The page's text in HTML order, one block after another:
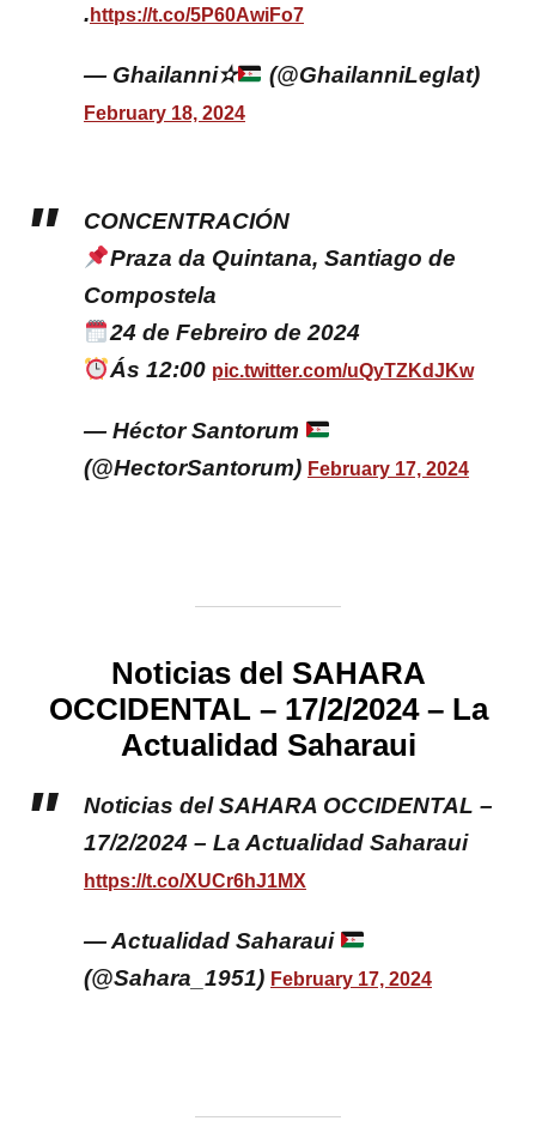
. https://t.co/5P60AwiFo7
— Ghailanni✫ (@GhailanniLeglat)
February 18, 2024
CONCENTRACIÓN
Praza da Quintana, Santiago de
Compostela
24 de Febreiro de 2024
Ás 12:00 pic.twitter.com/uQyTZKdJKw
— Héctor Santorum
(@HectorSantorum) February 17, 2024
Noticias del SAHARA
OCCIDENTAL – 17/2/2024 – La
Actualidad Saharaui
Noticias del SAHARA OCCIDENTAL –
17/2/2024 – La Actualidad Saharaui
https://t.co/XUCr6hJ1MX
— Actualidad Saharaui
(@Sahara_1951) February 17, 2024